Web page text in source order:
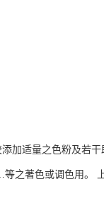
适量之色粉及若干
之著色或调色用。